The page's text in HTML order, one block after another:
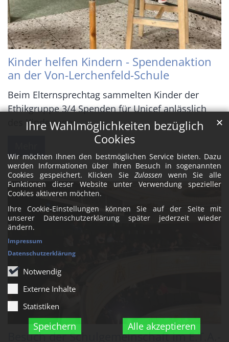
Ihre Wahlmöglichkeiten bezüglich
Cookies
Wir möchten Ihnen den bestmöglichen Service bieten. Dazu
werden Informationen über Ihren Besuch in sogenannten
Cookies gespeichert. Klicken SieZulassen wenn Sie alle
Funktionen dieser Website unter Verwendung spezieller
Cookies aktiveren möchten.
Ihre Cookie-Einstellungen können Sie auf der Seite mit
unserer Datenschutzerklärung später jederzeit wieder
ändern.
Notwendig
Externe Inhalte
Statistiken
Speichern Alle akzeptieren
✕
Impressum
Datenschutzerklärung
Kinder helfen Kindern - Spendenaktion
an der Von-Lerchenfeld-Schule
Beim Elternsprechtag sammelten Kinder der
Ethikgruppe 3/4 Spenden für Unicef anlässlich
des Kindertages.
Besuch der Schulgemeinschaft im E.T.A.-